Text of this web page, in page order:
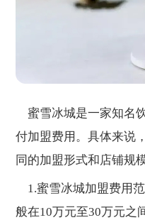
蜜雪冰城是一家知名
付加盟费用。具体来说
同的加盟形式和店铺规
1.蜜雪冰城加盟费用
般在10万元至30万元之